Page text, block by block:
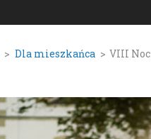
> Dla mieszkańca > VIII